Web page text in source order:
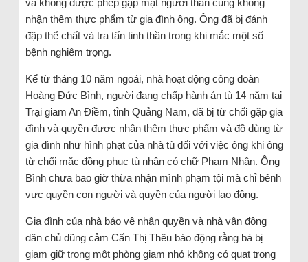
nhận thêm thực phẩm từ gia đình ông. Ông đã bị đánh
đập thể chất và tra tấn tinh thần trong khi mắc một số
bệnh nghiêm trọng.
Kể từ tháng 10 năm ngoái, nhà hoạt động công đoàn
Hoàng Đức Bình, người đang chấp hành án tù 14 năm tại
Trại giam An Điềm, tỉnh Quảng Nam, đã bị từ chối gặp gia
đình và quyền được nhận thêm thực phẩm và đồ dùng từ
gia đình như hình phạt của nhà tù đối với việc ông khi ông
từ chối mặc đồng phục tù nhân có chữ Phạm Nhân. Ông
Bình chưa bao giờ thừa nhận mình phạm tội mà chỉ bênh
vực quyền con người và quyền của người lao động.
Gia đình của nhà bảo vệ nhân quyền và nhà vận động
dân chủ dũng cảm Cấn Thị Thêu báo động rằng bà bị
giam giữ trong một phòng giam nhỏ không có quạt trong